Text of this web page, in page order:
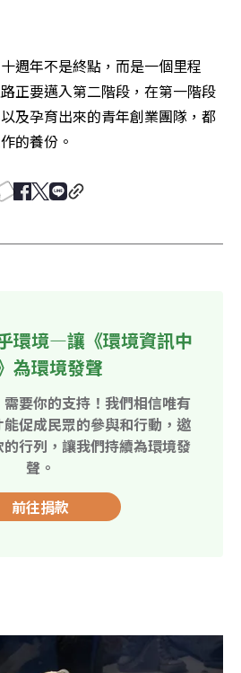
週年不是終點，而是一個里程
正要邁入第二階段，在第一階段
及孕育出來的青年創業團隊，都
的養份。
環境—讓《環境資訊中
為環境發聲
需要你的支持！我們相信唯有
促成民眾的參與和行動，邀
行列，讓我們持續為環境發
聲。
前往捐款